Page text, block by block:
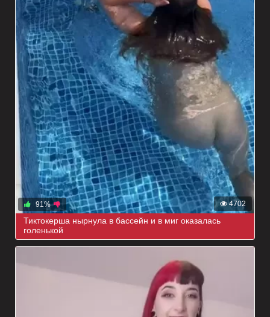
4702
91%
Тиктокерша нырнула в бассейн и в миг оказалась
голенькой